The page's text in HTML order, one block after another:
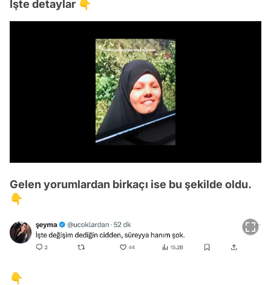
İşte detaylar 👇
Gelen yorumlardan birkaçı ise bu şekilde oldu.
👇
👇